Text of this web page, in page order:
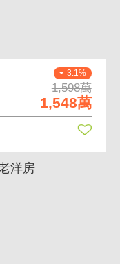
3.1%
1,598萬
1,548萬